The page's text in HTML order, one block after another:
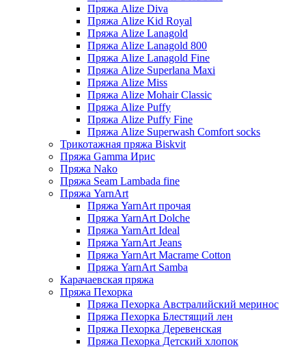
Пряжа Alize Diva
Пряжа Alize Kid Royal
Пряжа Alize Lanagold
Пряжа Alize Lanagold 800
Пряжа Alize Lanagold Fine
Пряжа Alize Superlana Maxi
Пряжа Alize Miss
Пряжа Alize Mohair Classic
Пряжа Alize Puffy
Пряжа Alize Puffy Fine
Пряжа Alize Superwash Comfort socks
Трикотажная пряжа Biskvit
Пряжа Gamma Ирис
Пряжа Nako
Пряжа Seam Lambada fine
Пряжа YarnArt
Пряжа YarnArt прочая
Пряжа YarnArt Dolche
Пряжа YarnArt Ideal
Пряжа YarnArt Jeans
Пряжа YarnArt Macrame Cotton
Пряжа YarnArt Samba
Карачаевская пряжа
Пряжа Пехорка
Пряжа Пехорка Австралийский меринос
Пряжа Пехорка Блестящий лен
Пряжа Пехорка Деревенская
Пряжа Пехорка Детский хлопок